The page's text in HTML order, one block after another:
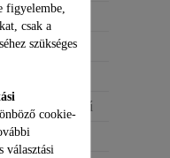
frizura
10 mm
védőkesztyű
figyelembe,
csak a
szükséges
cookie-
választási